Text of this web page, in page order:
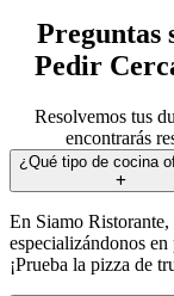
Preguntas
Pedir
Resolvemos tus
encontrarás
¿Qué tipo de cocina
En Siamo
especializándonos en
¡Prueba la pizza de